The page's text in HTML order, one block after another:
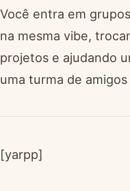
Você entra em
na mesma vibe,
projetos e ajudando
uma turma de
[yarpp]